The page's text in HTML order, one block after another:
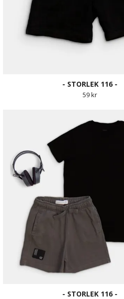
- STORLEK 116 -
59 kr
- STORLEK 116 -